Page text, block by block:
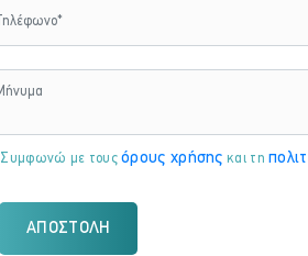
Συμφωνώ με τουςόρους χρήσης και τη
ΑΠΟΣΤΟΛΉ